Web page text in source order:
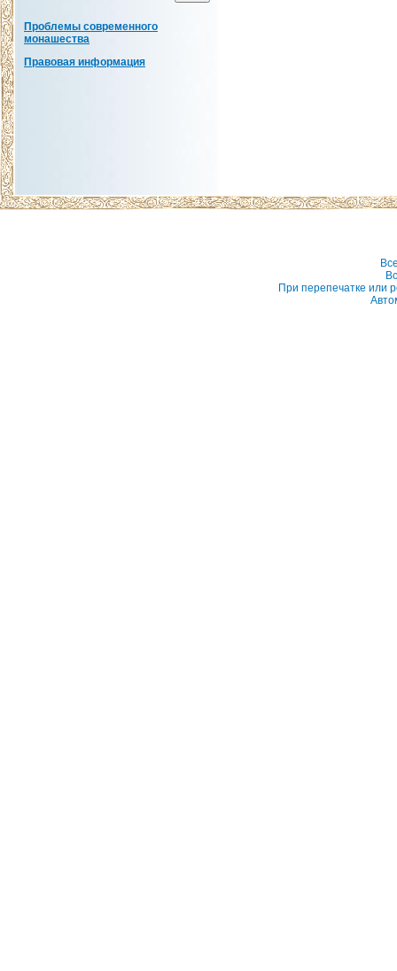
Проблемы современного
монашества
Правовая информация
При перепечатке или